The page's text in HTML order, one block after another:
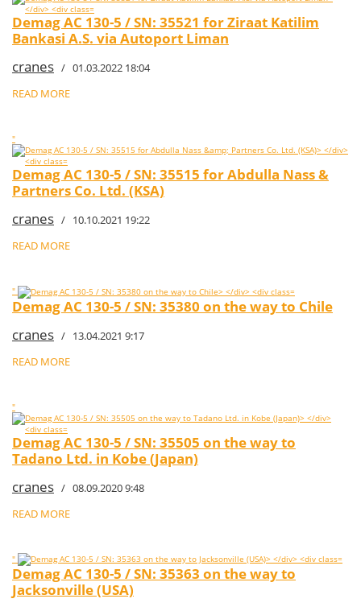
Demag AC 130-5 / SN: 35521 for Ziraat Katilim
Bankasi A.S. via Autoport Liman
cranes / 01.03.2022 18:04
READ MORE
"
Demag AC 130-5 / SN: 35515 for Abdulla Nass &
Partners Co. Ltd. (KSA)
cranes / 10.10.2021 19:22
READ MORE
"
Demag AC 130-5 / SN: 35380 on the way to Chile
cranes / 13.04.2021 9:17
READ MORE
"
Demag AC 130-5 / SN: 35505 on the way to
Tadano Ltd. in Kobe (Japan)
cranes / 08.09.2020 9:48
READ MORE
"
Demag AC 130-5 / SN: 35363 on the way to
Jacksonville (USA)